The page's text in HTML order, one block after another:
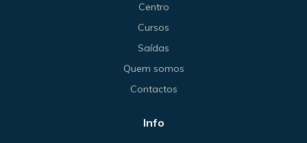
Centro
Cursos
Saídas
Quem somos
Contactos
Info